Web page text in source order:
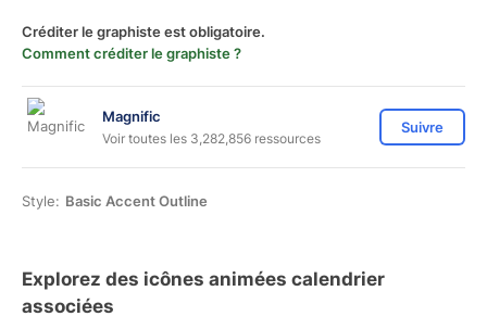
Créditer le graphiste est obligatoire.
Comment créditer le graphiste ?
Magnific
Voir toutes les 3,282,856 ressources
Suivre
Style: Basic Accent Outline
Explorez des icônes animées calendrier
associées